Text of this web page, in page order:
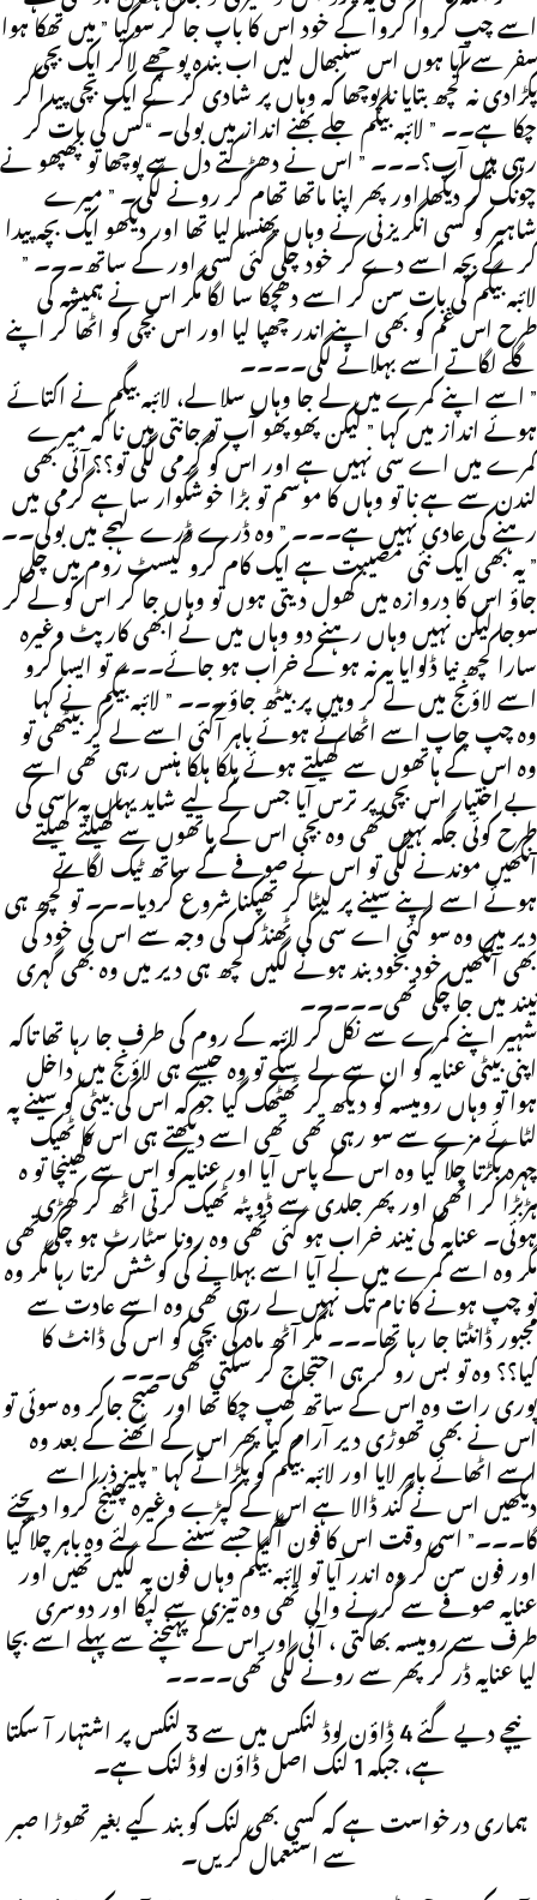
اسے چپ کروا کروا کے خود اس کا باپ جا کر سوگیا ” میں تھکا ہوا
سفر سے آیا ہوں اس سنبھال لیں اب بندہ پوچھے لاکر ایک بچی
پکڑادی نہ کچھ بتایا نا پوچھا کہ وہاں پر شادی کر کے ایک بچی پیدا کر
چکا ہے۔۔ ” لائبہ بیگم جلے بھنے انداز میں بولی۔ “کس کی بات کر
رہی ہیں آپ؟۔۔۔ ” اس نے دھڑکتے دل سے پوچھا تو پھپھو نے
چونک کر دیکھا اور پھر اپنا ماتھا تھام کر رونے لگی۔ ” میرے
شاہیر کو کسی انگریزنی نے وہاں پھنسا لیا تھا اور دیکھو ایک بچہ پیدا
کر کے بچہ اسے دے کر خود چلی گئی کسی اور کے ساتھ۔۔۔ ”
لائبہ بیگم کی بات سن کر اسے دھچکا سا لگا مگر اس نے ہمیشہ کی
طرح اس غم کو بھی اپنے اندر چھپا لیا اور اس بچی کو اٹھا کر اپنے
گلے لگاتے اسے بہلانے لگی۔۔۔۔
” اسے اپنے کمرے میں لے جا وہاں سلا لے، لائبہ بیگم نے اکتائے
ہوئے انداز میں کہا ” لیکن پھوپھو آپ تو جانتی ہیں نا کہ میرے
کمرے میں اے سی نہیں ہے اور اس کو گرمی لگی تو؟؟ آئی بھی
لندن سے ہے نا تو وہاں کا موسم تو بڑا خوشگوار سا ہے گرمی میں
رہنے کی عادی نہیں ہے۔۔۔ ” وہ ڈرے ڈرے لہجے میں بولی۔۔
” یہ بھی ایک نئی مصیبت ہے ایک کام کرو گیسٹ روم میں چلی
جاؤ اس کا دروازہ میں کھول دیتی ہوں تو وہاں جا کر اس کو لے کر
سوجا لیکن نہیں وہاں رہنے دو وہاں میں نے ابھی کارپٹ وغیرہ
سارا کچھ نیا ڈلوایا یہ نہ ہو کے خراب ہو جائے۔۔۔ تو ایسا کرو
اسے لاؤنج میں لے کر وہیں پر بیٹھ جاؤ۔۔۔ ” لائبہ بیگم نے کہا
وہ چپ چاپ اسے اٹھائے ہوئے باہر آگئی اسے لے کر بیٹھی تو
وہ اس کے ہاتھوں سے کھیلتے ہوئے ہلکا ہلکا ہنس رہی تھی اسے
بے اختیار اس بچی پر ترس آیا جس کے لیے شاید یہاں پہ اسی کی
طرح کوئی جگہ نہیں تھی وہ بچی اس کے ہاتھوں سے کھیلتے کھیلتے
آنکھیں موندنے لگی تو اس نے صوفے کے ساتھ ٹیک لگاتے
ہوئے اسے اپنے سینے پر لیٹا کر تھپکنا شروع کردیا۔۔۔ تو کچھ ہی
دیر میں وہ سو گئی اے سی کی ٹھنڈک کی وجہ سے اس کی خود کی
بھی آنکھیں خود بخود بند ہونے لگیں کچھ ہی دیر میں وہ بھی گہری
نیند میں جا چکی تھی۔۔۔۔۔
شہیر اپنے کمرے سے نکل کر لائبہ کے روم کی طرف جا رہا تھا تاکہ
اپنی بیٹی عنایہ کو ان سے لے سکے تو وہ جیسے ہی لاؤنج میں داخل
ہوا تو وہاں رومیسہ کو دیکھ کر ٹھٹھک گیا جو کہ اس کی بیٹی کو سینے پہ
لٹائے مزے سے سو رہی تھی تھی اسے دیکھتے ہی اس کا ٹھیک
چہرہ بگڑتا چلا گیا وہ اس کے پاس آیا اور عنایہ کو اس سے کھینچا تو ہ
ہڑبڑا کر اٹھی اور پھر جلدی سے ڈوپٹہ ٹھیک کرتی اٹھ کر کھڑی
ہوئی۔ عنایہ کی نیند خراب ہو گئی تھی وہ رونا سٹارٹ ہو چکی تھی
مگر وہ اسے کمرے میں لے آیا اسے بہلانے کی کوشش کرتا رہا مگر وہ
تو چپ ہونے کا نام تک نہیں لے رہی تھی وہ اسے عادت سے
مجبور ڈانٹتا جا رہا تھا۔۔۔ مگر آٹھ ماہ کی بچی کو اس کی ڈانٹ کا
کیا؟؟ وہ تو بس رو کر ہی احتجاج کر سکتی تھی۔۔۔
پوری رات وہ اس کے ساتھ کھپ چکا تھا اور صبح جاکر وہ سوئی تو
اس نے بھی تھوڑی دیر آرام کیا پھر اس کے اٹھنے کے بعد وہ
اسے اٹھائے باہر لایا اور لائبہ بیگم کو پکڑاتے کہا ” پلیز ذرا اسے
دیکھیں اس نے گند ڈالا ہے اس کے کپڑے وغیرہ چینج کروا دیجئے
گا۔۔۔” اسی وقت اس کا فون آگیا جسے سننے کے لئے وہ باہر چلا گیا
اور فون سن کر وہ اندر آیا تو لائبہ بیگم وہاں فون پہ لگیں تھیں اور
عنایہ صوفے سے گرنے والی تھی وہ تیزی سے لپکا اور دوسری
طرف سے رومیسہ بھاگتی ، آئی اور اس کے پہنچنے سے پہلے اسے بچا
لیا عنایہ ڈر کر پھر سے رونے لگی تھی۔۔۔۔
نیچے دیے گئے 4 ڈاؤن لوڈ لنکس میں سے 3 لنکس پر اشتہار آ سکتا
ہے، جبکہ 1 لنک اصل ڈاؤن لوڈ لنک ہے۔
ہماری درخواست ہے کہ کسی بھی لنک کو بند کیے بغیر تھوڑا صبر
سے استعمال کریں۔